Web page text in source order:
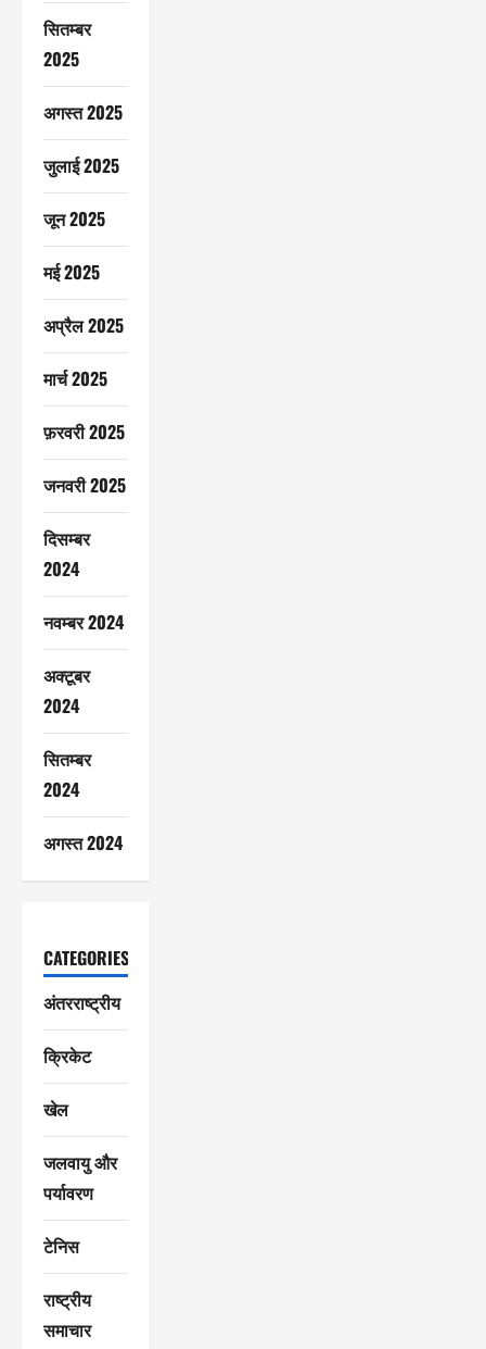
सितम्बर
2025
अगस्त 2025
जुलाई 2025
जून 2025
मई 2025
अप्रैल 2025
मार्च 2025
फ़रवरी 2025
जनवरी 2025
दिसम्बर
2024
नवम्बर 2024
अक्टूबर
2024
सितम्बर
2024
अगस्त 2024
CATEGORIES
अंतरराष्ट्रीय
क्रिकेट
खेल
जलवायु और
पर्यावरण
टेनिस
राष्ट्रीय
समाचार